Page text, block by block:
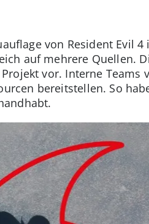
von Resident Evil
auf mehrere Quellen.
vor. Interne Teams
bereitstellen. So